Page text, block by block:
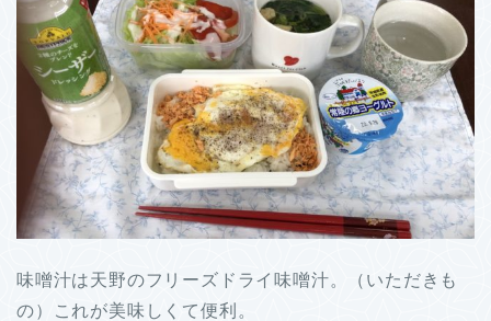
味噌汁は天野のフリーズドライ味噌汁。（いただきも
の）これが美味しくて便利。